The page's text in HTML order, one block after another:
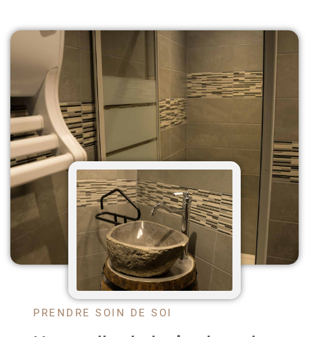
PRENDRE SOIN DE SOI